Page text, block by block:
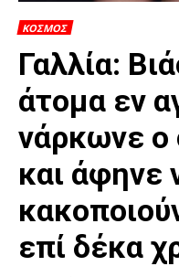
ΚΟΣΜΟΣ
Γαλλία:
άτομα εν
νάρκωνε ο
και άφηνε
επί δέκα